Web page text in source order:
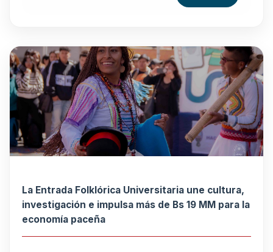
La Entrada Folklórica Universitaria une cultura,
investigación e impulsa más de Bs 19 MM para la
economía paceña